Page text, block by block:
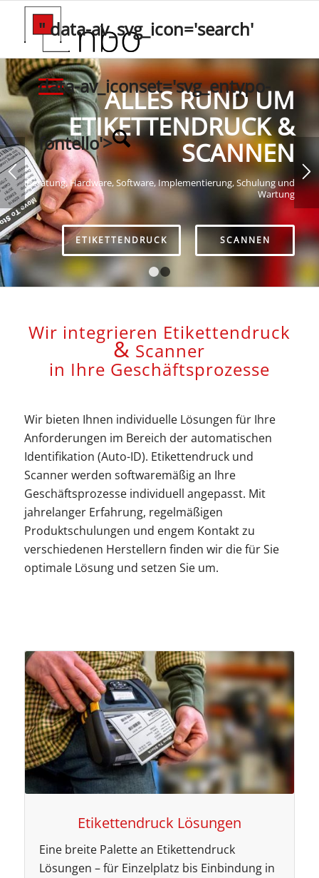
" data-av_svg_icon='search'
data-av_iconset='svg_entypo-
fontello'>
ALLES RUND UM
ETIKETTENDRUCK &
SCANNEN
Beratung, Hardware, Software, Implementierung, Schulung und
Wartung
ETIKETTENDRUCK SCANNEN
Wir integrieren Etikettendruck
& Scanner
in Ihre Geschäftsprozesse
Wir bieten Ihnen individuelle Lösungen für Ihre
Anforderungen im Bereich der automatischen
Identifikation (Auto-ID). Etikettendruck und
Scanner werden softwaremäßig an Ihre
Geschäftsprozesse individuell angepasst. Mit
jahrelanger Erfahrung, regelmäßigen
Produktschulungen und engem Kontakt zu
verschiedenen Herstellern finden wir die für Sie
optimale Lösung und setzen Sie um.
Etikettendruck Lösungen
Eine breite Palette an Etikettendruck
Lösungen – für Einzelplatz bis Einbindung in